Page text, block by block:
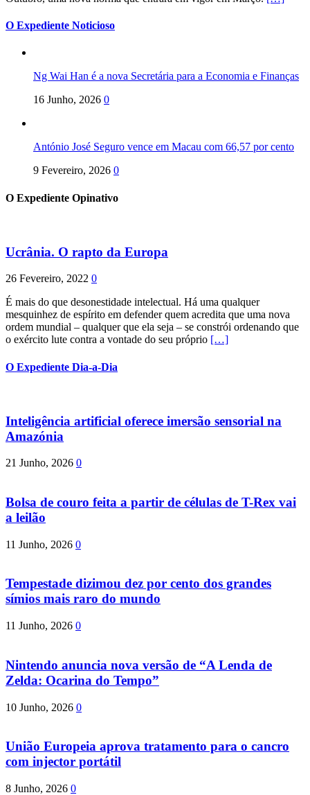
O Expediente Noticioso
Ng Wai Han é a nova Secretária para a Economia e Finanças
16 Junho, 2026 0
António José Seguro vence em Macau com 66,57 por cento
9 Fevereiro, 2026 0
O Expediente Opinativo
Ucrânia. O rapto da Europa
26 Fevereiro, 2022 0
É mais do que desonestidade intelectual. Há uma qualquer
mesquinhez de espírito em defender quem acredita que uma nova
ordem mundial – qualquer que ela seja – se constrói ordenando que
o exército lute contra a vontade do seu próprio […]
O Expediente Dia-a-Dia
Inteligência artificial oferece imersão sensorial na
Amazónia
21 Junho, 2026 0
Bolsa de couro feita a partir de células de T-Rex vai
a leilão
11 Junho, 2026 0
Tempestade dizimou dez por cento dos grandes
símios mais raro do mundo
11 Junho, 2026 0
Nintendo anuncia nova versão de “A Lenda de
Zelda: Ocarina do Tempo”
10 Junho, 2026 0
União Europeia aprova tratamento para o cancro
com injector portátil
8 Junho, 2026 0